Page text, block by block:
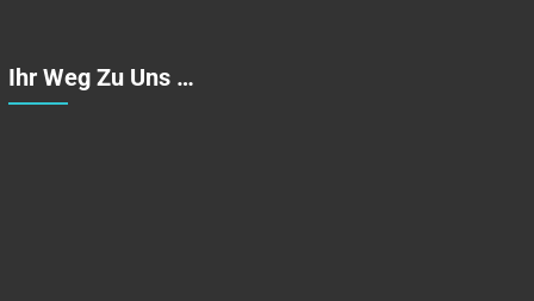
Ihr Weg Zu Uns …